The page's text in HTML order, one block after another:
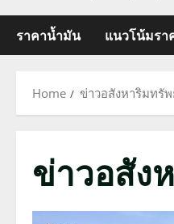
ราคาน้ำมัน แนวโน้มรา
Home ข่าวอสังหาริมทรั
ข่าวอสัง